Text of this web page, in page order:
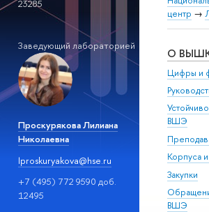
23285
Заведующий лабораторией
Проскурякова Лилиана
Николаевна
lproskuryakova@hse.ru
+7 (495) 772 9590 доб.
12495
центр →
О
Цифры и
ВШЭ
Корпуса
Закупки
ВШЭ